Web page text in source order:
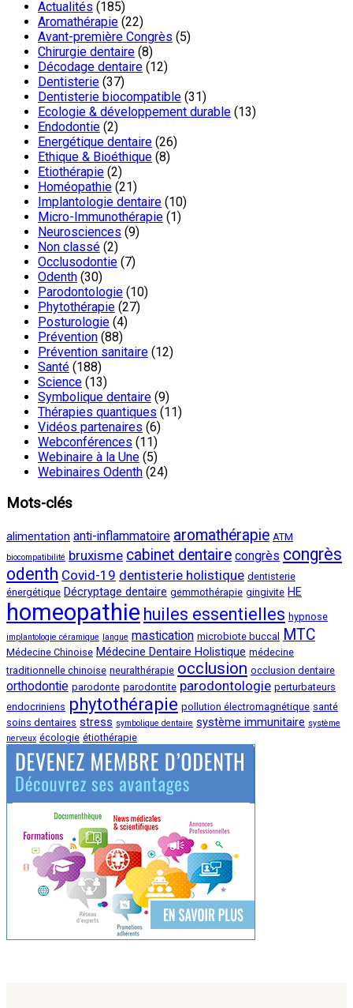
Actualités (185)
Aromathérapie (22)
Avant-première Congrès (5)
Chirurgie dentaire (8)
Décodage dentaire (12)
Dentisterie (37)
Dentisterie biocompatible (31)
Ecologie & développement durable (13)
Endodontie (2)
Energétique dentaire (26)
Ethique & Bioéthique (8)
Etiothérapie (2)
Homéopathie (21)
Implantologie dentaire (10)
Micro-Immunothérapie (1)
Neurosciences (9)
Non classé (2)
Occlusodontie (7)
Odenth (30)
Parodontologie (10)
Phytothérapie (27)
Posturologie (4)
Prévention (88)
Prévention sanitaire (12)
Santé (188)
Science (13)
Symbolique dentaire (9)
Thérapies quantiques (11)
Vidéos partenaires (6)
Webconférences (11)
Webinaire à la Une (5)
Webinaires Odenth (24)
Mots-clés
alimentation anti-inflammatoire aromathérapie ATM
biocompatibilité bruxisme cabinet dentaire congrès congrès
odenth Covid-19 dentisterie holistique dentisterie
énergétique Décryptage dentaire gemmothérapie gingivite HE
homeopathie huiles essentielles hypnose
implantologie céramique langue mastication microbiote buccal MTC
Médecine Chinoise Médecine Dentaire Holistique médecine
traditionnelle chinoise neuralthérapie occlusion occlusion dentaire
orthodontie parodonte parodontite parodontologie perturbateurs
endocriniens phytothérapie pollution électromagnétique santé
soins dentaires stress symbolique dentaire système immunitaire système
nerveux écologie étiothérapie